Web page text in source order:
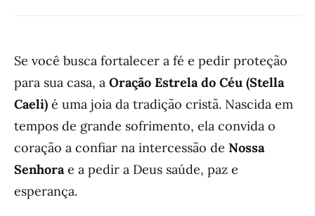
Se você busca fortalecer a fé e pedir proteção
para sua casa, a Oração Estrela do Céu (Stella
Caeli) é uma joia da tradição cristã. Nascida em
tempos de grande sofrimento, ela convida o
coração a confiar na intercessão de Nossa
Senhorae a pedir a Deus saúde, paz e
esperança.